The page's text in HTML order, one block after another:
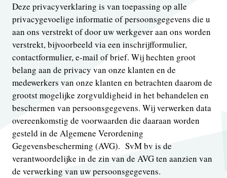
Deze privacyverklaring is van toepassing op alle
privacygevoelige informatie of persoonsgegevens die u
aan ons verstrekt of door uw werkgever aan ons worden
verstrekt, bijvoorbeeld via een inschrijfformulier,
contactformulier, e-mail of brief. Wij hechten groot
belang aan de privacy van onze klanten en de
medewerkers van onze klanten en betrachten daarom de
grootst mogelijke zorgvuldigheid in het behandelen en
beschermen van persoonsgegevens. Wij verwerken data
overeenkomstig de voorwaarden die daaraan worden
gesteld in de Algemene Verordening
Gegevensbescherming (AVG). SvM bv is de
verantwoordelijke in de zin van de AVG ten aanzien van
de verwerking van uw persoonsgegevens.